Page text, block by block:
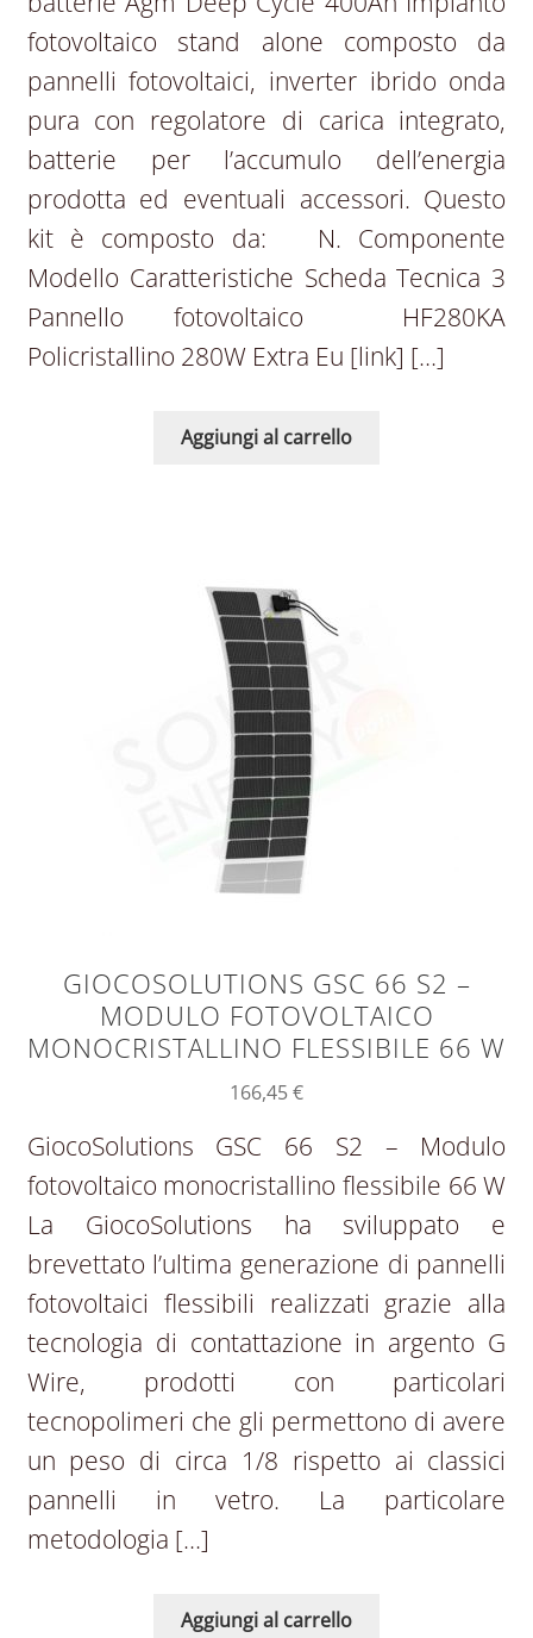
fotovoltaico stand alone composto da
pannelli fotovoltaici, inverter ibrido onda
pura con regolatore di carica integrato,
batterie per l’accumulo dell’energia
prodotta ed eventuali accessori. Questo
kit è composto da: N. Componente
Modello Caratteristiche Scheda Tecnica 3
Pannello fotovoltaico HF280KA
Policristallino 280W Extra Eu [link] […]
Aggiungi al carrello
GIOCOSOLUTIONS GSC 66 S2 –
MODULO FOTOVOLTAICO
MONOCRISTALLINO FLESSIBILE 66 W
166,45€
GiocoSolutions GSC 66 S2 – Modulo
fotovoltaico monocristallino flessibile 66 W
La GiocoSolutions ha sviluppato e
brevettato l’ultima generazione di pannelli
fotovoltaici flessibili realizzati grazie alla
tecnologia di contattazione in argento G
Wire, prodotti con particolari
tecnopolimeri che gli permettono di avere
un peso di circa 1/8 rispetto ai classici
pannelli in vetro. La particolare
metodologia […]
Aggiungi al carrello